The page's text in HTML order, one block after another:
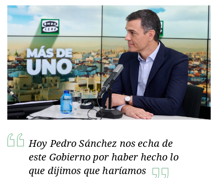
Hoy Pedro Sánchez nos echa de
este Gobierno por haber hecho lo
que dijimos que haríamos